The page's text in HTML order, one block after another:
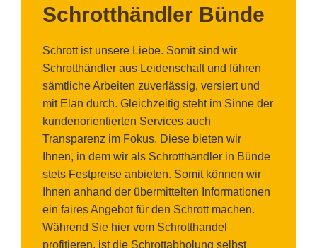
Schrotthändler Bünde
Schrott ist unsere Liebe. Somit sind wir
Schrotthändler aus Leidenschaft und führen
sämtliche Arbeiten zuverlässig, versiert und
mit Elan durch. Gleichzeitig steht im Sinne der
kundenorientierten Services auch
Transparenz im Fokus. Diese bieten wir
Ihnen, in dem wir als Schrotthändler in Bünde
stets Festpreise anbieten. Somit können wir
Ihnen anhand der übermittelten Informationen
ein faires Angebot für den Schrott machen.
Während Sie hier vom Schrotthandel
profitieren, ist die Schrottabholung selbst